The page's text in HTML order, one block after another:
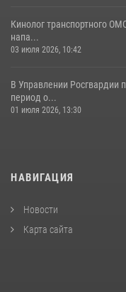
Кинолог транспортного
напа...
03 июля 2026, 10:42
В Управлении Росгвардии
период о...
01 июля 2026, 13:30
НАВИГАЦИЯ
Новости
Карта сайта